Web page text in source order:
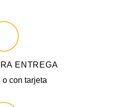
ENTREGA
o con tarjeta